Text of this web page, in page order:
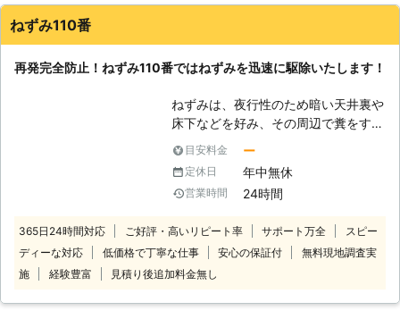
め、安全に生活することができ、巣を
す。ねずみが浸入しているのに気がつ
いたらすぐに対処しましょう。 【ね
ずみが侵入しているサイン】 ねずみ
が室内に侵入しているかを判断するた
めに、ラットサインを探してみましょ
う。ラットサインとは、ねずみの侵入
口や通り道に、フンや黒い線が残って
いることをいいます。ねずみは壁に沿
って移動する習性がありますので、壁
沿いや部屋の隅を確認してみましょ
ねずみ110番
再発完全防止！ねずみ110番ではねずみを迅速に駆除いたします！
ねずみは、夜行性のため暗い天井裏や
床下などを好み、その周辺で糞をする
習性があります。 「夜中に天井から
物音が聞こえる」「糞や尿などの異臭
がする」「天井にシミができている」
など。 このようなお悩みやお困りに
異常を発見した際は、ご自宅にねずみ
が侵入している可能性があります。
ねずみは繁殖力が高いため、完全に根
し、個人で完全に駆除をするのは難し
目安料金 ー
定休日 年中無休
営業時間 24時間
365日24時間対応 ご好評・高いリピート率 サポート万全
スピー
ディーな対応
低価格で丁寧な仕事 安心の保証付
無料現地調査実
施
経験豊富 見積り後追加料金無し